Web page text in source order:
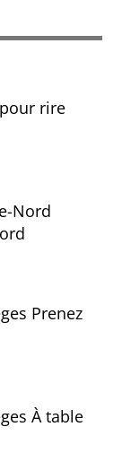
rire
Nord
Prenez
À table